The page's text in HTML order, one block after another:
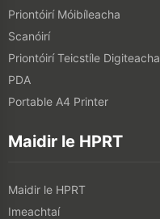
Priontóirí Móibíleacha
Scanóirí
Priontóirí Teicstíle Digiteacha
PDA
Portable A4 Printer
Maidir le HPRT
Maidir le HPRT
Imeachtaí